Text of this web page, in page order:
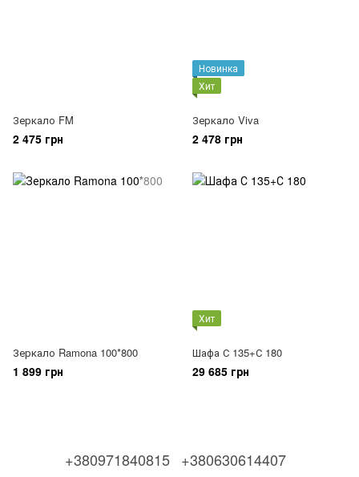
Зеркало FM
2 475 грн
Новинка
Хит
Зеркало Viva
2 478 грн
Зеркало Ramona 100*800
1 899 грн
Хит
Шафа С 135+С 180
29 685 грн
+380971840815 +380630614407